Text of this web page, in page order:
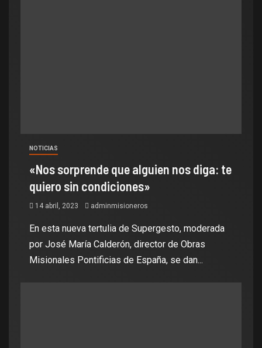
NOTICIAS
«Nos sorprende que alguien nos diga: te
quiero sin condiciones»
14 abril, 2023 adminmisioneros
En esta nueva tertulia de Supergesto, moderada
por José María Calderón, director de Obras
Misionales Pontificias de España, se dan...